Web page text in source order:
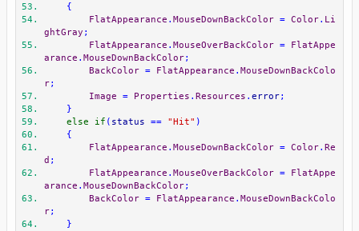
{
FlatAppearance . MouseDownBackColor = Color. Li
ghtGray ;
FlatAppearance . MouseOverBackColor =
FlatAppe
arance . MouseDownBackColor;
BackColor = FlatAppearance . MouseDownBackColo
r;
Image
= Properties . Resources . error;
}
else
if ( status == "Hit" )
{
FlatAppearance . MouseDownBackColor = Color. Re
d ;
FlatAppearance . MouseOverBackColor =
FlatAppe
arance . MouseDownBackColor;
BackColor = FlatAppearance . MouseDownBackColo
r;
}